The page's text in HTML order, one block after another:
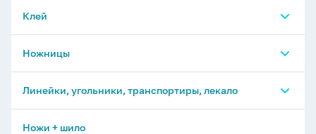
Точилки механические, электрические
Клей
Клей-карандаш
Клей канцелярский
Ножницы
Ножницы универсальные
Линейки, угольники, транспортиры, лекало
Линейки
Ножи + шило